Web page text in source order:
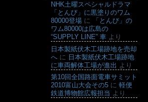
NHK土曜スペシャルドラマ
「とんび」に黒塗りのワム
80000登場 に
「とんび」の
ワム80000は広島の
“SUPPLY LINE” 車 より
日本製紙伏木工場跡地を売却
へ に 日本製紙伏木工場跡地
に車両解体工場が進出 より
第10回全国路面電車サミット
2010富山大会その5 に 軽便
鉄道博物館広報担当 より